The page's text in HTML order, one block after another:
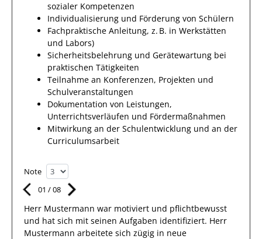
sozialer Kompetenzen
Individualisierung und Förderung von Schülern
Fachpraktische Anleitung, z. B. in Werkstätten
und Labors)
Sicherheitsbelehrung und Gerätewartung bei
praktischen Tätigkeiten
Teilnahme an Konferenzen, Projekten und
Schulveranstaltungen
Dokumentation von Leistungen,
Unterrichtsverläufen und Fördermaßnahmen
Mitwirkung an der Schulentwicklung und an der
Curriculumsarbeit
Note
01 /08
Herr Mustermann war motiviert und pflichtbewusst
und hat sich mit seinen Aufgaben identifiziert. Herr
Mustermann arbeitete sich zügig in neue